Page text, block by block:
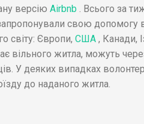
версію Airbnb
. Всього за
свою допомогу
світу: Європи, США , Канади,
вільного житла, можуть
У деяких випадках
до наданого житла.